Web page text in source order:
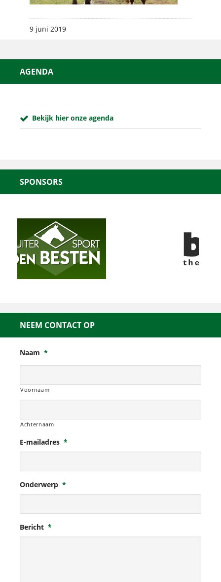
9 juni 2019
AGENDA
Bekijk hier onze agenda
SPONSORS
NEEM CONTACT OP
Naam *
Voornaam
Achternaam
E-mailadres *
Onderwerp *
Bericht *